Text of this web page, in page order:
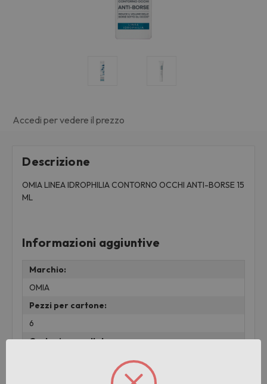
Accedi per vedere il prezzo
Descrizione
OMIA LINEA IDROPHILIA CONTORNO OCCHI ANTI-BORSE 15
ML
Informazioni aggiuntive
Marchio:
OMIA
Pezzi per cartone:
6
Cartoni per pallet: